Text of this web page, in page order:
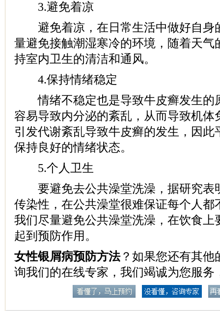
3.避免着凉
避免着凉，在日常生活中做好自身
量避免接触潮湿寒冷的环境，随着天气
持室内卫生的清洁和通风。
4.保持情绪稳定
情绪不稳定也是导致牛皮癣发生的
容易导致内分泌的紊乱，从而导致机体
引发代谢紊乱导致牛皮癣的发生，因此
保持良好的情绪状态。
5.个人卫生
要避免去公共澡堂洗澡，据研究表
传染性，在公共澡堂很难保证每个人都
我们尽量避免公共澡堂洗澡，在饮食上
起到预防作用。
女性银屑病预防方法？如果您还有其他
询我们的在线专家，我们竭诚为您服务